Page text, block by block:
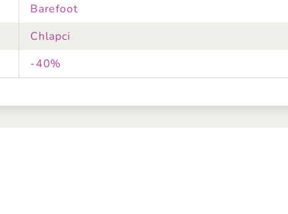
Barefoot
Chlapci
-40%